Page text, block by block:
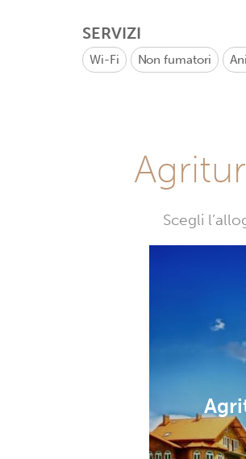
SERVIZI
Wi-Fi Non fumatori
Scegli